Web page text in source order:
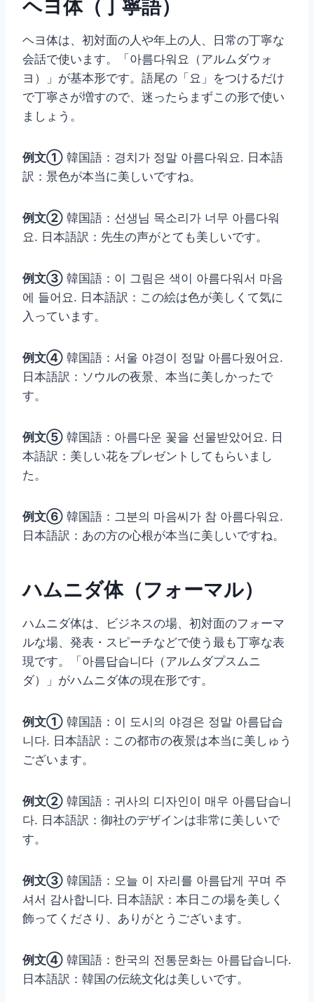
ヘヨ体（丁寧語）
ヘヨ体は、初対面の人や年上の人、日常の丁寧な
会話で使います。「아름다워요（アルムダウォ
ヨ）」が基本形です。語尾の「요」をつけるだけ
で丁寧さが増すので、迷ったらまずこの形で使い
ましょう。
例文① 韓国語：경치가 정말 아름다워요. 日本語
訳：景色が本当に美しいですね。
例文② 韓国語：선생님 목소리가 너무 아름다워
요. 日本語訳：先生の声がとても美しいです。
例文③ 韓国語：이 그림은 색이 아름다워서 마음
에 들어요. 日本語訳：この絵は色が美しくて気に
入っています。
例文④ 韓国語：서울 야경이 정말 아름다웠어요.
日本語訳：ソウルの夜景、本当に美しかったで
す。
例文⑤ 韓国語：아름다운 꽃을 선물받았어요. 日
本語訳：美しい花をプレゼントしてもらいまし
た。
例文⑥ 韓国語：그분의 마음씨가 참 아름다워요.
日本語訳：あの方の心根が本当に美しいですね。
ハムニダ体（フォーマル）
ハムニダ体は、ビジネスの場、初対面のフォーマ
ルな場、発表・スピーチなどで使う最も丁寧な表
現です。「아름답습니다（アルムダプスムニ
ダ）」がハムニダ体の現在形です。
例文① 韓国語：이 도시의 야경은 정말 아름답습
니다. 日本語訳：この都市の夜景は本当に美しゅう
ございます。
例文② 韓国語：귀사의 디자인이 매우 아름답습니
다. 日本語訳：御社のデザインは非常に美しいで
す。
例文③ 韓国語：오늘 이 자리를 아름답게 꾸며 주
셔서 감사합니다. 日本語訳：本日この場を美しく
飾ってくださり、ありがとうございます。
例文④ 韓国語：한국의 전통문화는 아름답습니다.
日本語訳：韓国の伝統文化は美しいです。